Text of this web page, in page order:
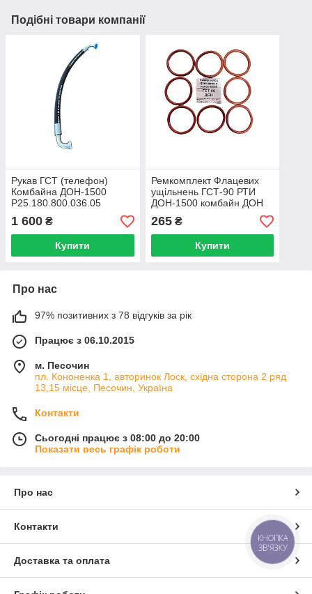
Подібні товари компанії
Рукав ГСТ (телефон)
Комбайна ДОН-1500
Р25.180.800.036.05
1 600 ₴
Купити
Ремкомплект Флацевих
ущільнень ГСТ-90 РТИ
ДОН-1500 комбайн ДОН
265₴
Купити
Про нас
97% позитивних з 78 відгуків за рік
Працює з 06.10.2015
м. Песочин
пл. Кононенка 1, авторинок Лоск, східна сторона 2 ряд
13,15 місце, Песочин, Україна
Контакти
Сьогодні працює з 08:00 до 20:00
Показати весь графік роботи
Про нас
Контакти
Доставка та оплата
КНОПКА
ЗВ'ЯЗКУ